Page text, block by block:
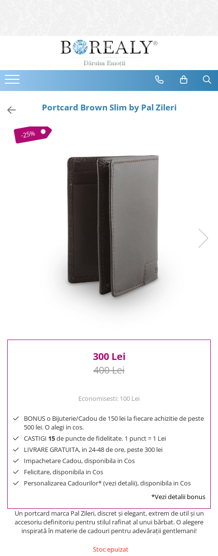
Bijuterii
Cercei
Bratari
Coliere
Brose
Tiare
300 Lei - 500 Lei
Portcard Brown Slim by Pal Zileri
-25%
300 Lei
400 Lei
Economisesti: 100 Lei
BONUS o Bijuterie/Cadou de 150 lei la fiecare achizitie de peste
500 lei. O alegi in cos.
CASTIGI 15de puncte de fidelitate. 1 punct = 1 Lei
LIVRARE GRATUITA, in 24-48 de ore, peste 300 lei
Impachetare Cadou, disponibila in Cos
Felicitare, disponibila in Cos
Personalizarea Cadourilor* (vezi detalii), disponibila in Cos
*Vezi detalii bonus
Un portcard marca Pal Zileri, discret şi elegant, extrem de util şi un
accesoriu definitoriu pentru stilul rafinat al unui bărbat. O alegere
inspirată în materie de cadouri pentru adevăraţii gentlemani!
Stoc epuizat